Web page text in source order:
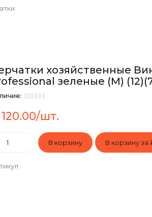
хозяйственные
зеленые (M)
шт.
В корзину за
: